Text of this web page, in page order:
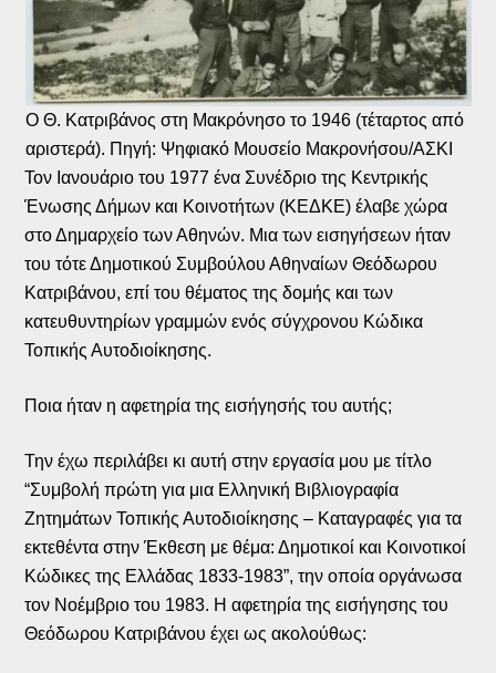
Ο Θ. Κατριβάνος στη Μακρόνησο το 1946 (τέταρτος από
αριστερά). Πηγή: Ψηφιακό Μουσείο Μακρονήσου/ΑΣΚΙ
Τον Ιανουάριο του 1977 ένα Συνέδριο της Κεντρικής
Ένωσης Δήμων και Κοινοτήτων (ΚΕΔΚΕ) έλαβε χώρα
στο Δημαρχείο των Αθηνών. Μια των εισηγήσεων ήταν
του τότε Δημοτικού Συμβούλου Αθηναίων Θεόδωρου
Κατριβάνου, επί του θέματος της δομής και των
κατευθυντηρίων γραμμών ενός σύγχρονου Κώδικα
Τοπικής Αυτοδιοίκησης.
Ποια ήταν η αφετηρία της εισήγησής του αυτής;
Την έχω περιλάβει κι αυτή στην εργασία μου με τίτλο
“Συμβολή πρώτη για μια Ελληνική Βιβλιογραφία
Ζητημάτων Τοπικής Αυτοδιοίκησης – Καταγραφές για τα
εκτεθέντα στην Έκθεση με θέμα: Δημοτικοί και Κοινοτικοί
Κώδικες της Ελλάδας 1833-1983”, την οποία οργάνωσα
τον Νοέμβριο του 1983. Η αφετηρία της εισήγησης του
Θεόδωρου Κατριβάνου έχει ως ακολούθως: